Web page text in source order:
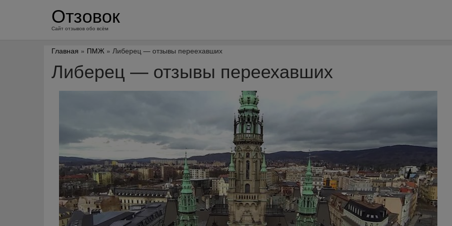
Отзовок
Сайт отзывов обо всём
Главная » ПМЖ » Либерец — отзывы переехавших
Либерец — отзывы переехавших